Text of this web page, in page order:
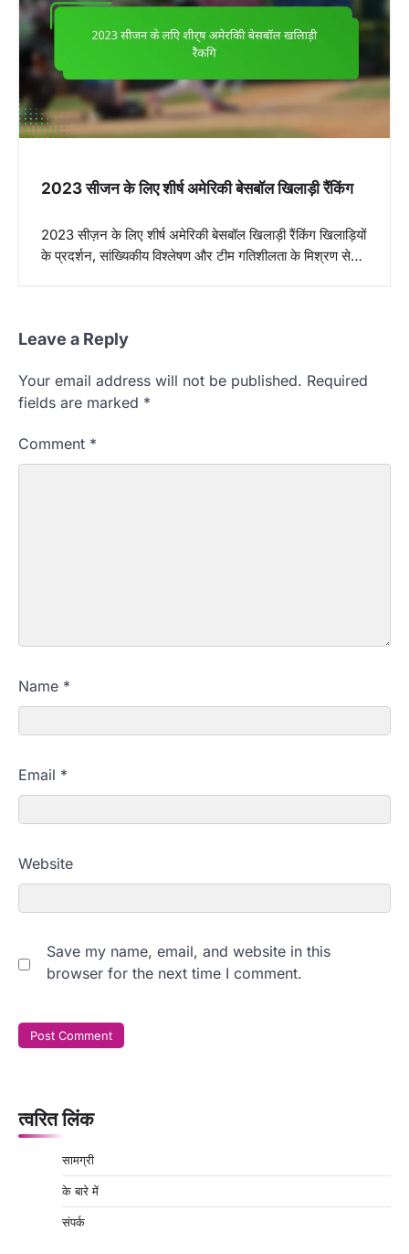
i
g
t
i
2023 सीजन के लिए शीर्ष अमेरिकी बेसबॉल खिलाड़ी रैंकिंग
2023 सीज़न के लिए शीर्ष अमेरिकी बेसबॉल खिलाड़ी रैंकिंग खिलाड़ियों
के प्रदर्शन, सांख्यिकीय विश्लेषण और टीम गतिशीलता के मिश्रण से…
Leave a Reply
Your email address will not be published. Required
fields are marked *
Comment *
Name *
Email *
Website
Save my name, email, and website in this
browser for the next time I comment.
त्वरित लिंक
सामग्री
के बारे में
संपर्क